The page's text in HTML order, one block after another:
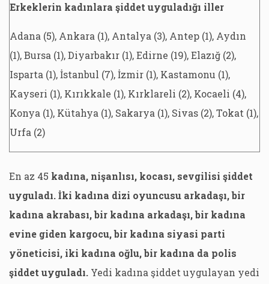
Erkeklerin kadınlara şiddet uyguladığı iller
Adana (5), Ankara (1), Antalya (3), Antep (1), Aydın
(1), Bursa (1), Diyarbakır (1), Edirne (19), Elazığ (2),
Isparta (1), İstanbul (7), İzmir (1), Kastamonu (1),
Kayseri (1), Kırıkkale (1), Kırklareli (2), Kocaeli (4),
Konya (1), Kütahya (1), Sakarya (1), Sivas (2), Tokat (1),
Urfa (2)
En az 45 kadına, nişanlısı, kocası, sevgilisi şiddet
uyguladı. İki kadına dizi oyuncusu arkadaşı, bir
kadına akrabası, bir kadına arkadaşı, bir kadına
evine giden kargocu, bir kadına siyasi parti
yöneticisi, iki kadına oğlu, bir kadına da polis
şiddet uyguladı. Yedi kadına şiddet uygulayan yedi